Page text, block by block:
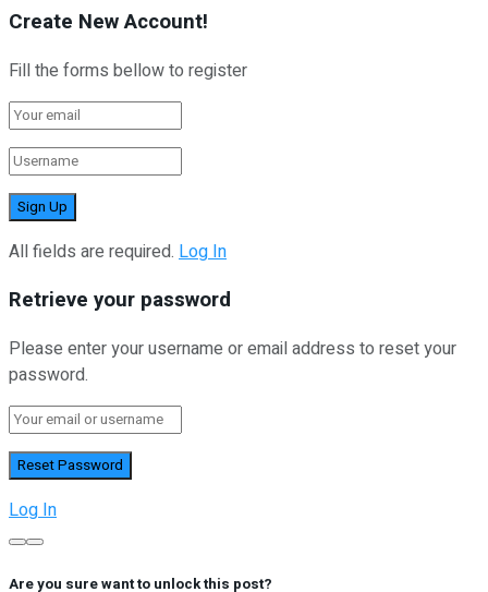
Create New Account!
Fill the forms bellow to register
All fields are required. Log In
Retrieve your password
Please enter your username or email address to reset your
password.
Log In
Are you sure want to unlock this post?